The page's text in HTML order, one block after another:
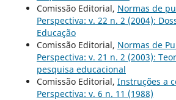
Comissão Editorial, Normas de
Perspectiva: v. 22 n. 2 (2004):
Educação
Comissão Editorial, Normas de
Perspectiva: v. 21 n. 2 (2003):
pesquisa educacional
Comissão Editorial, Instruções a
Perspectiva: v. 6 n. 11 (1988)